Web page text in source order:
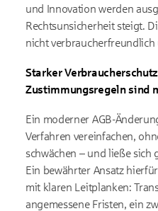
und Innovation werden
Rechtsunsicherheit steigt.
nicht
Starker
Zustimmungsregeln sind
Ein moderner AGB-
Verfahren vereinfachen,
schwächen – und ließe sich
Ein bewährter Ansatz
mit klaren Leitplanken:
angemessene Fristen, ein